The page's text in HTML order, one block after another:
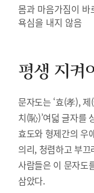
몸과 마음가짐이 바
욕심을 내지 않음
평생 지켜
문자도는 ‘효(孝),
치(恥)’여덟 글자를
효도와 형제간의 우
의리, 청렴하고 부
사람들은 이 문자도
삼았다.